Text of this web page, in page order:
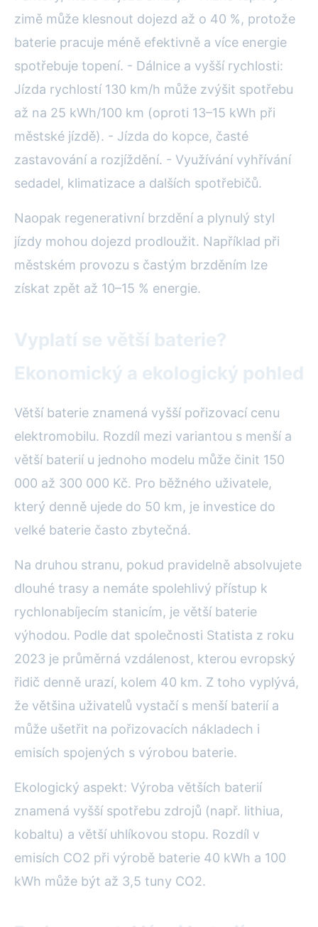
zimě může klesnout dojezd až o 40 %, protože
baterie pracuje méně efektivně a více energie
spotřebuje topení. - Dálnice a vyšší rychlosti:
Jízda rychlostí 130 km/h může zvýšit spotřebu
až na 25 kWh/100 km (oproti 13–15 kWh při
městské jízdě). - Jízda do kopce, časté
zastavování a rozjíždění. - Využívání vyhřívání
sedadel, klimatizace a dalších spotřebičů.
Naopak regenerativní brzdění a plynulý styl
jízdy mohou dojezd prodloužit. Například při
městském provozu s častým brzděním lze
získat zpět až 10–15 % energie.
Vyplatí se větší baterie?
Ekonomický a ekologický pohled
Větší baterie znamená vyšší pořizovací cenu
elektromobilu. Rozdíl mezi variantou s menší a
větší baterií u jednoho modelu může činit 150
000 až 300 000 Kč. Pro běžného uživatele,
který denně ujede do 50 km, je investice do
velké baterie často zbytečná.
Na druhou stranu, pokud pravidelně absolvujete
dlouhé trasy a nemáte spolehlivý přístup k
rychlonabíjecím stanicím, je větší baterie
výhodou. Podle dat společnosti Statista z roku
2023 je průměrná vzdálenost, kterou evropský
řidič denně urazí, kolem 40 km. Z toho vyplývá,
že většina uživatelů vystačí s menší baterií a
může ušetřit na pořizovacích nákladech i
emisích spojených s výrobou baterie.
Ekologický aspekt: Výroba větších baterií
znamená vyšší spotřebu zdrojů (např. lithiua,
kobaltu) a větší uhlíkovou stopu. Rozdíl v
emisích CO2 při výrobě baterie 40 kWh a 100
kWh může být až 3,5 tuny CO2.